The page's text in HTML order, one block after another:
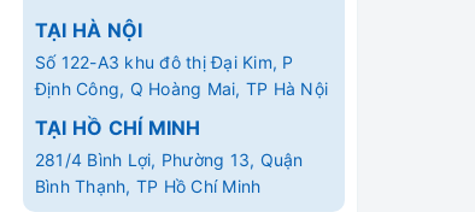
TẠI HÀ NỘI
Số 122-A3 khu đô thị Đại Kim, P
Định Công, Q Hoàng Mai, TP Hà Nội
TẠI HỒ CHÍ MINH
281/4 Bình Lợi, Phường 13, Quận
Bình Thạnh, TP Hồ Chí Minh